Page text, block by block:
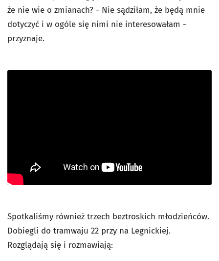
że nie wie o zmianach? - Nie sądziłam, że będą mnie
dotyczyć i w ogóle się nimi nie interesowałam -
przyznaje.
Spotkaliśmy również trzech beztroskich młodzieńców.
Dobiegli do tramwaju 22 przy na Legnickiej.
Rozglądają się i rozmawiają: